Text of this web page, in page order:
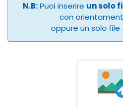
N.B:Puoi inserire un solo
con
oppure un solo file